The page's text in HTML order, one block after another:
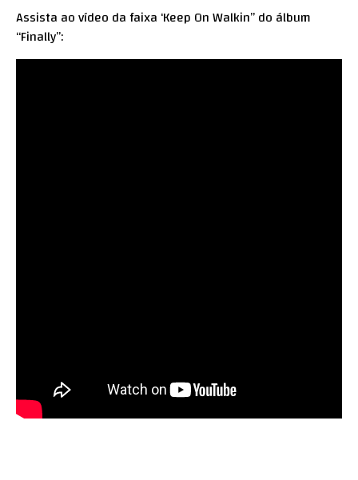
Assista ao vídeo da faixa ‘Keep On Walkin’’ do álbum
“Finally”: